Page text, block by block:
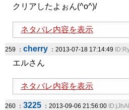
クリアしたよぉん(^o^)/
ネタバレ内容を表示
259 ： cherry ：2013-07-18 17:14:49
エルさん
ネタバレ内容を表示
260 ： 3225 ：2013-09-06 21:56:00